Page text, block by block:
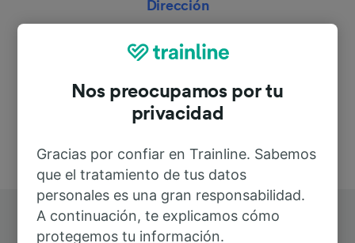
Dirección
Deutschland
Nos preocupamos por tu
privacidad
Gracias por confiar en Trainline. Sabemos
que el tratamiento de tus datos
personales es una gran responsabilidad.
A continuación, te explicamos cómo
protegemos tu información.